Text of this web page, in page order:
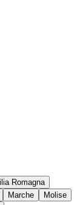
Romagna
Marche
Molise